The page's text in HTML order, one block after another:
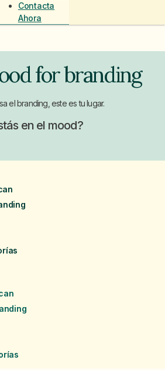
Contacta
Ahora
for branding
el branding, este es tu lugar.
en el mood?